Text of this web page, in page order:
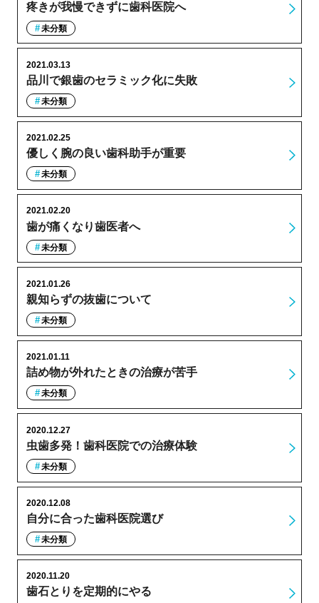
疼きが我慢できずに歯科医院へ
未分類
品川で銀歯のセラミック化に失敗
2021.03.13
未分類
優しく腕の良い歯科助手が重要
2021.02.25
未分類
歯が痛くなり歯医者へ
2021.02.20
未分類
親知らずの抜歯について
2021.01.26
未分類
詰め物が外れたときの治療が苦手
2021.01.11
未分類
虫歯多発！歯科医院での治療体験
2020.12.27
未分類
自分に合った歯科医院選び
2020.12.08
未分類
歯石とりを定期的にやる
2020.11.20